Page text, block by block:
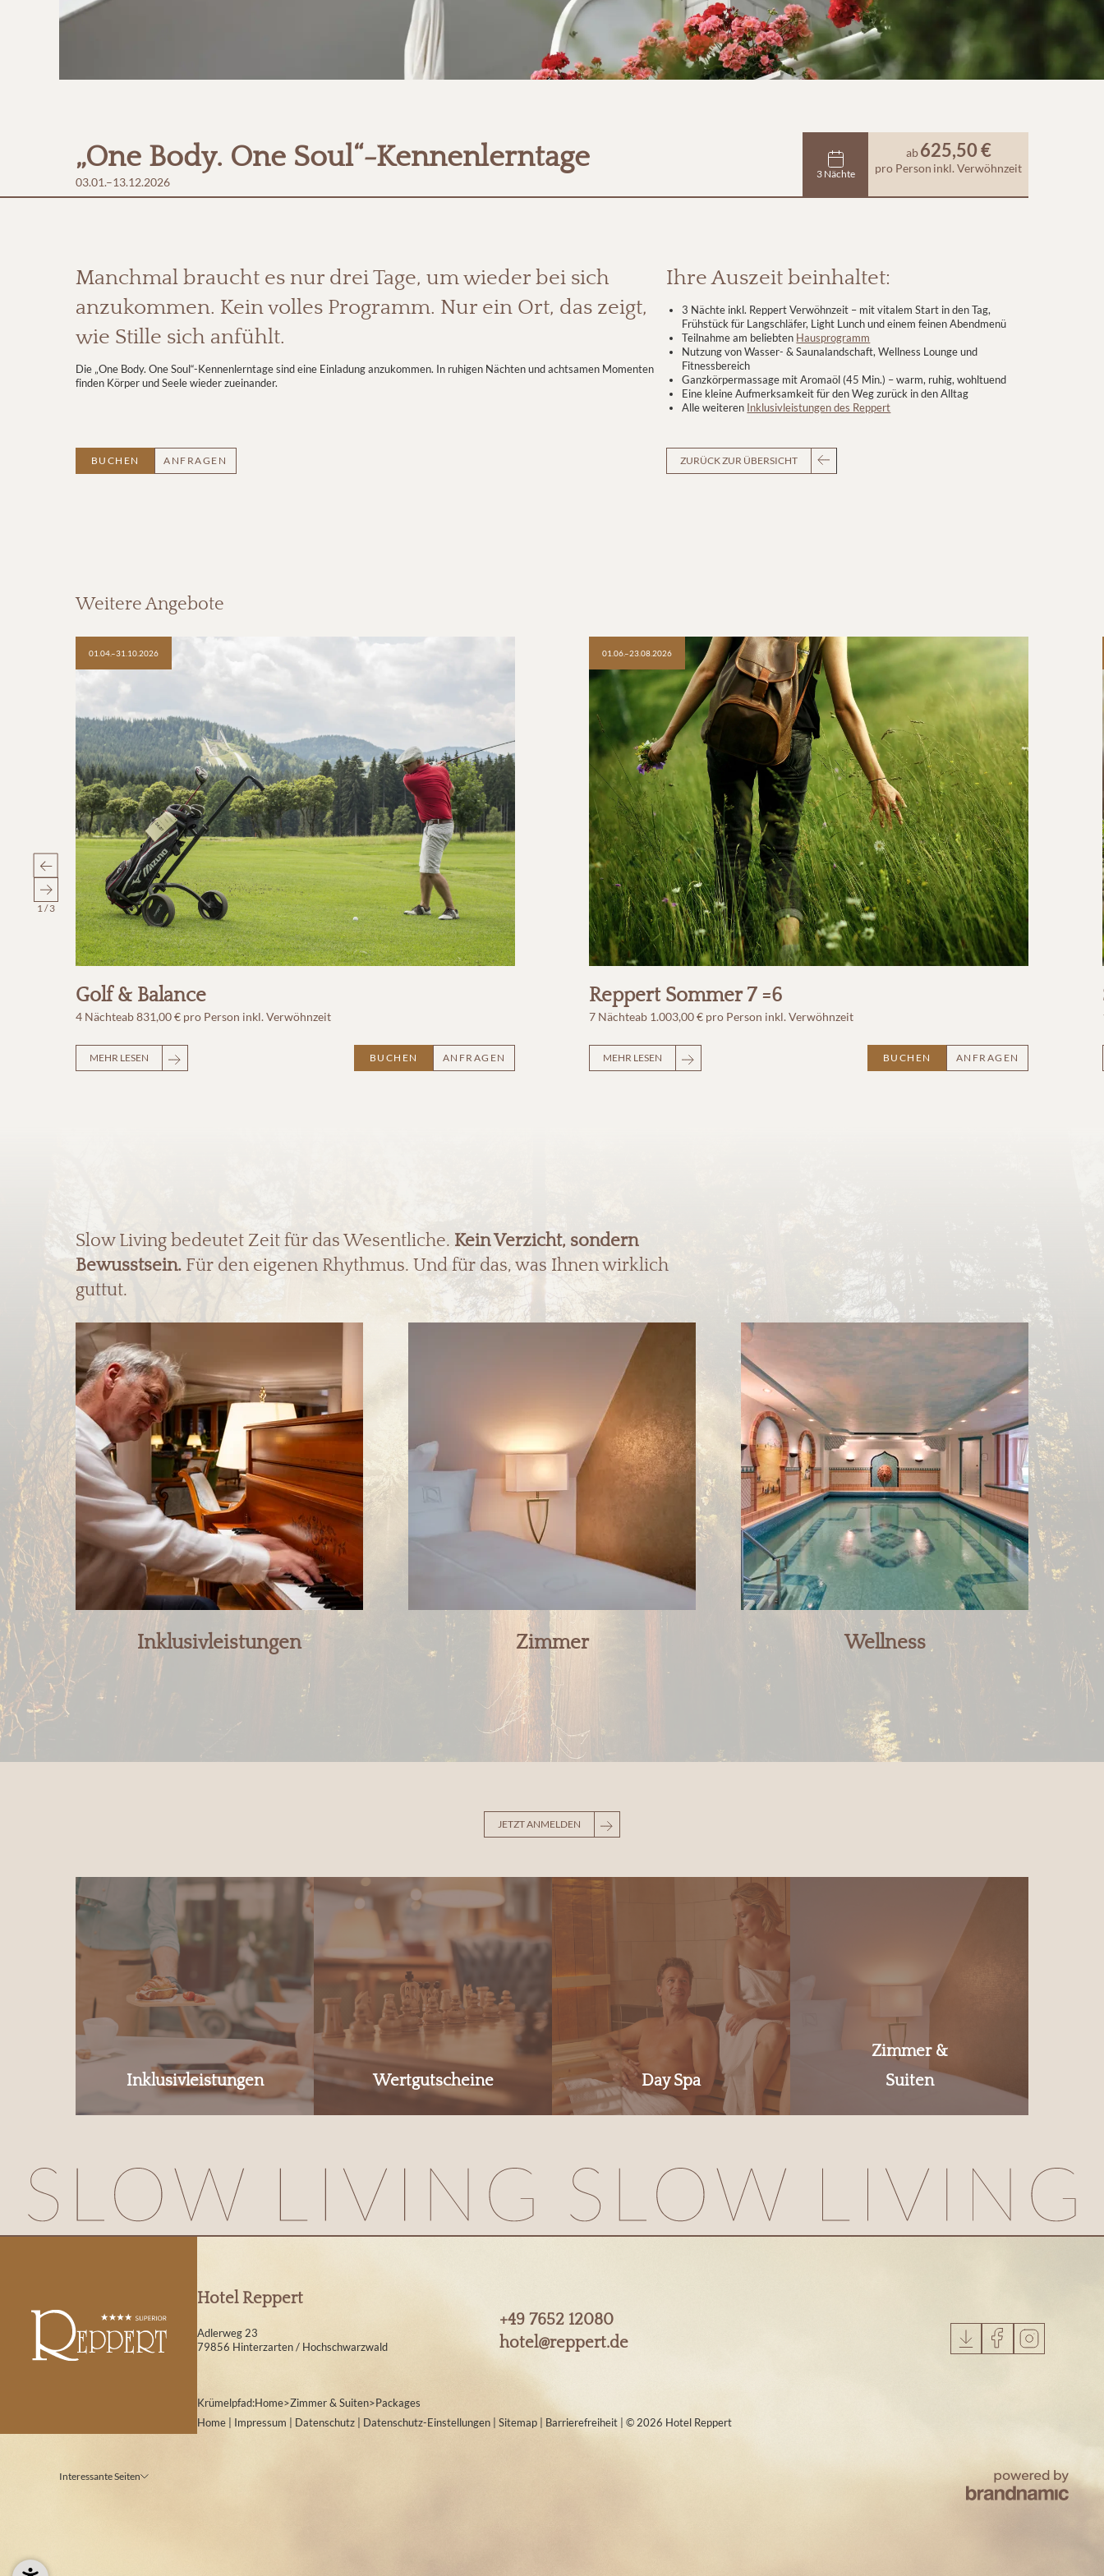
„One Body. One Soul“-Kennenlerntage
03.01.–13.12.2026
3 Nächte
ab 625,50 €
pro Person inkl. Verwöhnzeit
Manchmal braucht es nur drei Tage, um wieder bei sich
anzukommen. Kein volles Programm. Nur ein Ort, das zeigt,
wie Stille sich anfühlt.
Die „One Body. One Soul“-Kennenlerntage sind eine Einladung anzukommen. In ruhigen Nächten und achtsamen Momenten
finden Körper und Seele wieder zueinander.
Ihre Auszeit beinhaltet:
3 Nächte inkl. Reppert Verwöhnzeit – mit vitalem Start in den Tag,
Frühstück für Langschläfer, Light Lunch und einem feinen Abendmenü
Teilnahme am beliebten Hausprogramm
Nutzung von Wasser- & Saunalandschaft, Wellness Lounge und
Fitnessbereich
Ganzkörpermassage mit Aromaöl (45 Min.) – warm, ruhig, wohltuend
Eine kleine Aufmerksamkeit für den Weg zurück in den Alltag
Alle weiteren Inklusivleistungen des Reppert
BUCHEN ANFRAGEN ZURÜCK ZUR ÜBERSICHT
Weitere Angebote
01.04.–31.10.2026
Golf & Balance
4 Nächteab831,00 € pro Person inkl. Verwöhnzeit
MEHR LESEN BUCHEN ANFRAGEN
01.06.–23.08.2026
Reppert Sommer 7 =6
7 Nächteab 1.003,00 € pro Person inkl. Verwöhnzeit
MEHR LESEN BUCHEN ANFRAGEN
1/3
Slow Living bedeutet Zeit für das Wesentliche. Kein Verzicht, sondern
Bewusstsein. Für den eigenen Rhythmus. Und für das, was Ihnen wirklich
guttut.
Inklusivleistungen Zimmer Wellness
JETZT ANMELDEN
Inklusivleistungen Wertgutscheine Day Spa
Zimmer &
Suiten
Hotel Reppert
Adlerweg 23
79856 Hinterzarten / Hochschwarzwald
+49 7652 12080
hotel@reppert.de
Krümelpfad:Home>Zimmer & Suiten>Packages
Home | Impressum | Datenschutz | Datenschutz-Einstellungen | Sitemap | Barrierefreiheit | © 2026 Hotel Reppert
Interessante Seiten